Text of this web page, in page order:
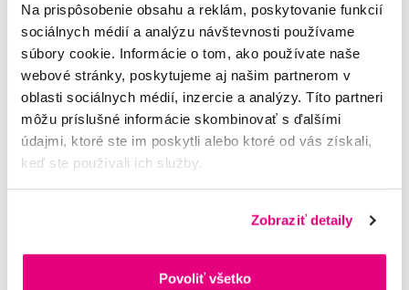
Na prispôsobenie obsahu a reklám, poskytovanie funkcií
sociálnych médií a analýzu návštevnosti používame
súbory cookie. Informácie o tom, ako používate naše
webové stránky, poskytujeme aj našim partnerom v
oblasti sociálnych médií, inzercie a analýzy. Títo partneri
môžu príslušné informácie skombinovať s ďalšími
údajmi, ktoré ste im poskytli alebo ktoré od vás získali,
keď ste používali ich služby.
Zobraziť detaily
Povoliť všetko
Hodnotilo 16 uživatelů.
Vaše hodnocení Řadit podle: Nejnovější
Potřebujete poradit?